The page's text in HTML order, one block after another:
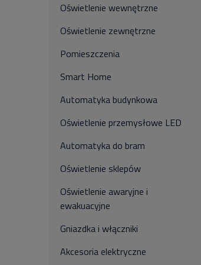
Oświetlenie wewnętrzne
Oświetlenie zewnętrzne
Pomieszczenia
Smart Home
Automatyka budynkowa
Oświetlenie przemysłowe LED
Automatyka do bram
Oświetlenie sklepów
Oświetlenie awaryjne i
ewakuacyjne
Gniazdka i włączniki
Akcesoria elektryczne